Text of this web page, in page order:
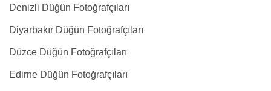
Denizli Düğün Fotoğrafçıları
Diyarbakır Düğün Fotoğrafçıları
Düzce Düğün Fotoğrafçıları
Edirne Düğün Fotoğrafçıları